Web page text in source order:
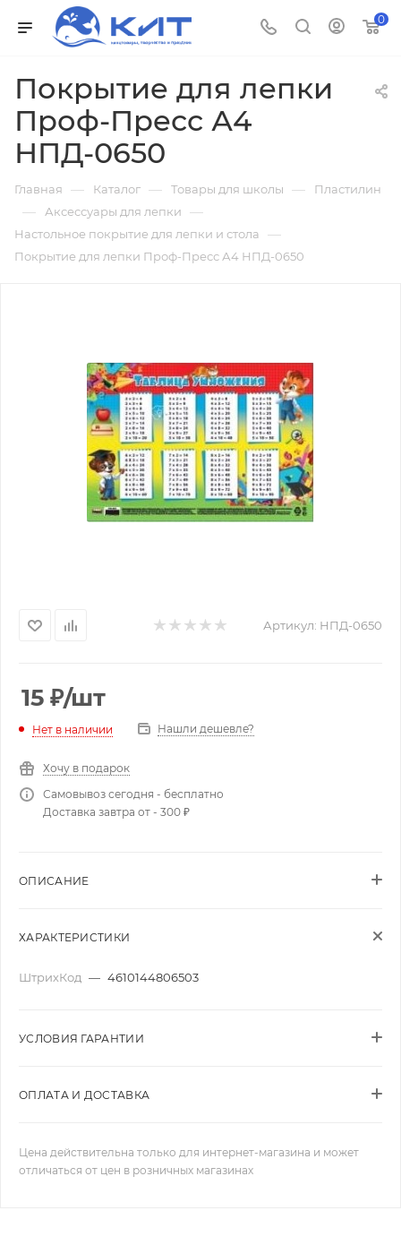
0
Покрытие для лепки
Проф-Пресс А4
НПД-0650
Главная — Каталог — Товары для школы — Пластилин
— Аксессуары для лепки —
Настольное покрытие для лепки и стола —
Покрытие для лепки Проф-Пресс А4 НПД-0650
Артикул: НПД-0650
15 ₽/шт
Нет в наличии Нашли дешевле?
Хочу в подарок
Самовывоз сегодня - бесплатно
Доставка завтра от - 300 ₽
ОПИСАНИЕ
ХАРАКТЕРИСТИКИ
ШтрихКод — 4610144806503
УСЛОВИЯ ГАРАНТИИ
ОПЛАТА И ДОСТАВКА
Цена действительна только для интернет-магазина и может
отличаться от цен в розничных магазинах